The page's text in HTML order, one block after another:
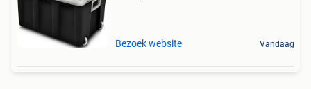
Bezoek website Vandaag